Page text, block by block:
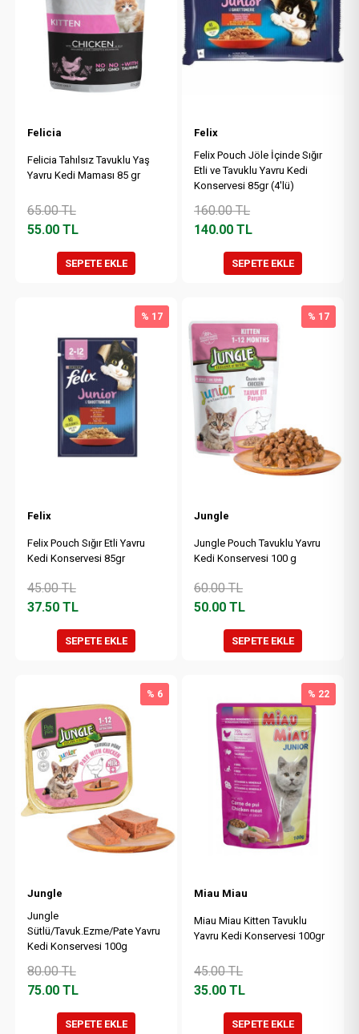
Felicia
Felicia Tahılsız Tavuklu Yaş
Yavru Kedi Maması 85 gr
65.00TL
55.00TL
SEPETE EKLE
Felix
Felix Pouch Jöle İçinde Sığır
Etli ve Tavuklu Yavru Kedi
Konservesi 85gr (4'lü)
160.00TL
140.00 TL
SEPETE EKLE
Felix
Felix Pouch Sığır Etli Yavru
Kedi Konservesi 85gr
45.00TL
37.50TL
% 17
SEPETE EKLE
Jungle
Jungle Pouch Tavuklu Yavru
Kedi Konservesi 100 g
60.00TL
50.00 TL
% 17
SEPETE EKLE
Jungle
Jungle
Sütlü/Tavuk.Ezme/Pate Yavru
Kedi Konservesi 100g
80.00TL
75.00TL
% 6
SEPETE EKLE
Miau Miau
Miau Miau Kitten Tavuklu
Yavru Kedi Konservesi 100gr
45.00TL
35.00 TL
% 22
SEPETE EKLE